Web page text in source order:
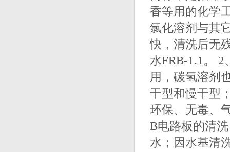
香等用的化学
氯化溶剂与其
快，清洗后无
水FRB-1.1。
用，碳氢溶剂
干型和慢干型
环保、无毒、
B电路板的清
水；因水基清